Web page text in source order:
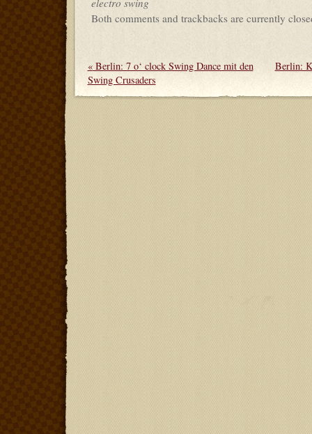
Both comments and trackbacks are currently
«Berlin: 7 o‘ clock Swing Dance mit den
Swing Crusaders
Berlin: